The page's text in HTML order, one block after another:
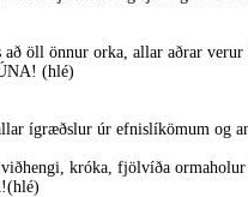
að öll önnur orka, allar aðrar
(hlé)
ígræðslur úr efnislíkömum og
króka, fjölvíða